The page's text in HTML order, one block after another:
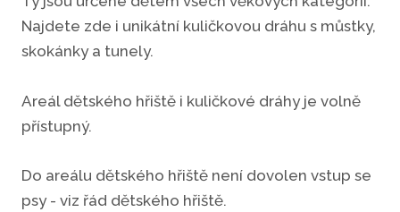
Najdete zde i unikátní kuličkovou dráhu s můstky,
skokánky a tunely.
Areál dětského hřiště i kuličkové dráhy je volně
přístupný.
Do areálu dětského hřiště není dovolen vstup se
psy - viz řád dětského hřiště.